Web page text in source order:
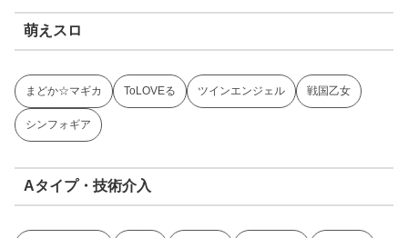
萌えスロ
まどか☆マギカ ToLOVEる ツインエンジェル 戦国乙女
シンフォギア
Aタイプ・技術介入